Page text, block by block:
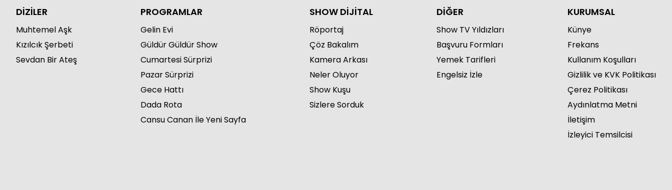
DİZİLER
Muhtemel Aşk
Kızılcık Şerbeti
Sevdan Bir Ateş
PROGRAMLAR
Gelin Evi
Güldür Güldür Show
Cumartesi Sürprizi
Pazar Sürprizi
Gece Hattı
Dada Rota
Cansu Canan İle Yeni Sayfa
SHOW DİJİTAL
Röportaj
Çöz Bakalım
Kamera Arkası
Neler Oluyor
Show Kuşu
Sizlere Sorduk
DİĞER
Show TV Yıldızları
Başvuru Formları
Yemek Tarifleri
Engelsiz İzle
KURUMSAL
Künye
Frekans
Kullanım Koşulları
Gizlilik ve KVK Politikası
Çerez Politikası
Aydınlatma Metni
İletişim
İzleyici Temsilcisi